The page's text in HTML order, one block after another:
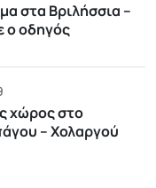
στα Βριλήσσια –
ο οδηγός
χώρος στο
– Χολαργού